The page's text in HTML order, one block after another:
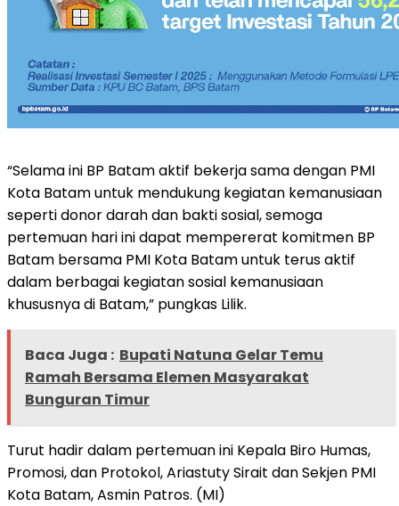
“Selama ini BP Batam aktif bekerja sama dengan PMI
Kota Batam untuk mendukung kegiatan kemanusiaan
seperti donor darah dan bakti sosial, semoga
pertemuan hari ini dapat mempererat komitmen BP
Batam bersama PMI Kota Batam untuk terus aktif
dalam berbagai kegiatan sosial kemanusiaan
khususnya di Batam,” pungkas Lilik.
Baca Juga : Bupati Natuna Gelar Temu
Ramah Bersama Elemen Masyarakat
Bunguran Timur
Turut hadir dalam pertemuan ini Kepala Biro Humas,
Promosi, dan Protokol, Ariastuty Sirait dan Sekjen PMI
Kota Batam, Asmin Patros. (MI)